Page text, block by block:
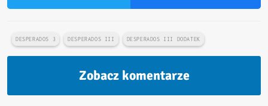
DESPERADOS 3 DESPERADOS III DESPERADOS III DODATEK
Zobacz komentarze